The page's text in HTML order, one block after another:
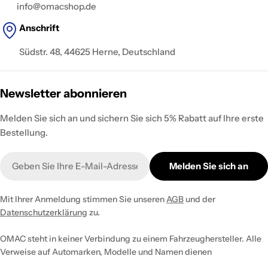
info@omacshop.de
Anschrift
Südstr. 48, 44625 Herne, Deutschland
Newsletter abonnieren
Melden Sie sich an und sichern Sie sich 5% Rabatt auf Ihre erste
Bestellung.
Mail
Melden Sie sich an
Mit Ihrer Anmeldung stimmen Sie unserenAGB und der
Datenschutzerklärung zu.
OMAC steht in keiner Verbindung zu einem Fahrzeughersteller. Alle
Verweise auf Automarken, Modelle und Namen dienen